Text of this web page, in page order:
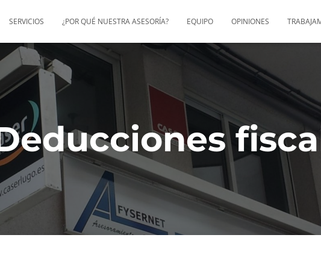
SERVICIOS ¿POR QUÉ NUESTRA ASESORÍA? EQUIPO OPINIONES